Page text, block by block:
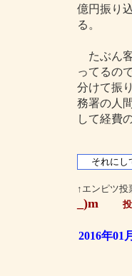
億円振り
る。
たぶん客
ってるの
分けて振
務署の人
して経費
↑エンピツ投
_)m
2016年01